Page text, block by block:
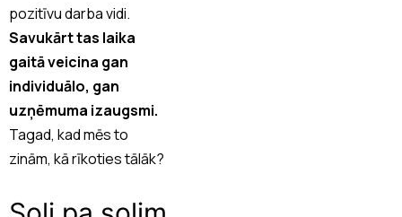
pozitīvu darba vidi.
Savukārt tas laika
gaitā veicina gan
individuālo, gan
uzņēmuma izaugsmi.
Tagad, kad mēs to
zinām, kā rīkoties tālāk?